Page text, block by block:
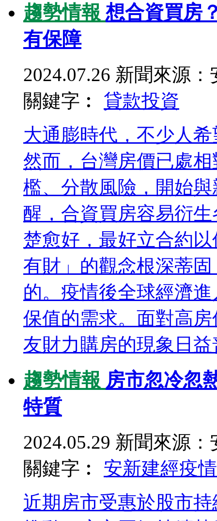
趨勢情報 想合資買房
有保障
2024.07.26 新聞來源：
關鍵字︰ 貸款投資
大通膨時代，不少人
然而，台灣房價已處
檻、分散風險，開始
醒，合資買房容易衍
楚愈好，最好立合約
有財」的觀念根深蒂
的。疫情後全球經濟
保值的需求。面對高
友財力購房的現象日
趨勢情報 房市忽冷忽
特質
2024.05.29 新聞來源：
關鍵字︰ 安新建經疫情
近期房市受惠於股市